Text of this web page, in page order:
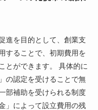
進を目的として、創業支
することで、初期費用を
とができます。 具体的に
の認定を受けることで無
部補助を受けられる制度
」によって設立費用の残